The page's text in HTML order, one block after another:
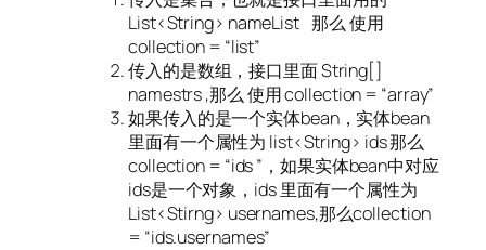
List<String> nameList 那么 使用
collection = “list”
传入的是数组，接口里面 String[]
namestrs ,那么 使用 collection = “array”
如果传入的是一个实体bean，实体bean
里面有一个属性为 list<String> ids 那么
collection = “ids ”，如果实体bean中对应
ids是一个对象，ids 里面有一个属性为
List<Stirng> usernames,那么collection
= “ids.usernames”